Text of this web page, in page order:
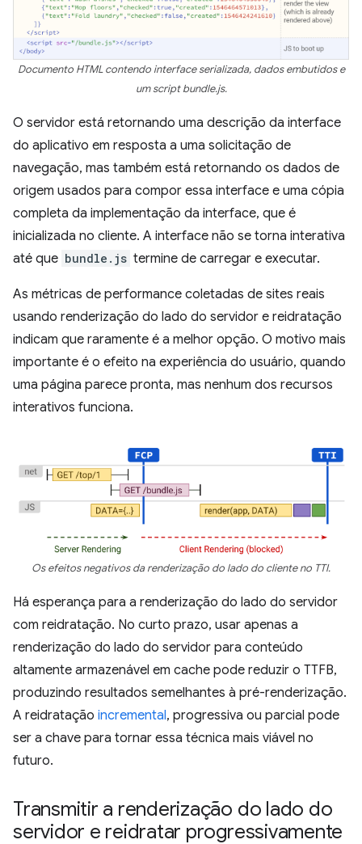
Documento HTML contendo interface serializada, dados embutidos e
um script bundle.js.
O servidor está retornando uma descrição da interface
do aplicativo em resposta a uma solicitação de
navegação, mas também está retornando os dados de
origem usados para compor essa interface e uma cópia
completa da implementação da interface, que é
inicializada no cliente. A interface não se torna interativa
até que bundle.js termine de carregar e executar.
As métricas de performance coletadas de sites reais
usando renderização do lado do servidor e reidratação
indicam que raramente é a melhor opção. O motivo mais
importante é o efeito na experiência do usuário, quando
uma página parece pronta, mas nenhum dos recursos
interativos funciona.
Os efeitos negativos da renderização do lado do cliente no TTI.
Há esperança para a renderização do lado do servidor
com reidratação. No curto prazo, usar apenas a
renderização do lado do servidor para conteúdo
altamente armazenável em cache pode reduzir o TTFB,
produzindo resultados semelhantes à pré-renderização.
A reidratação incremental, progressiva ou parcial pode
ser a chave para tornar essa técnica mais viável no
futuro.
Transmitir a renderização do lado do
servidor e reidratar progressivamente